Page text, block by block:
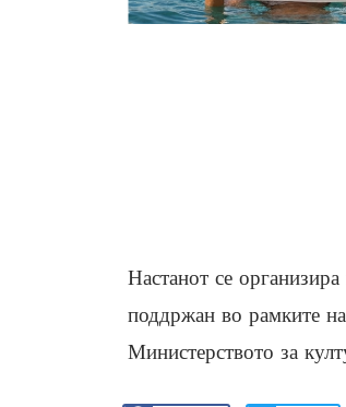
Настанот се
поддржан во рамките
Министерството за